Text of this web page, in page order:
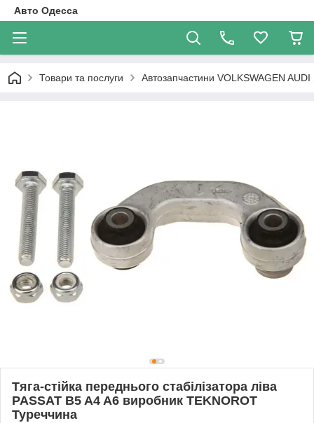
Авто Одесса
Товари та послуги Автозапчастини VOLKSWAGEN AUDI
Тяга-стійка переднього стабілізатора ліва
PASSAT B5 A4 A6 виробник TEKNOROT
Туреччина